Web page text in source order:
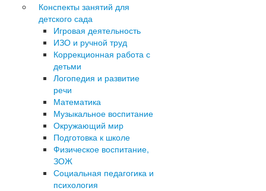
Конспекты занятий для
детского сада
Игровая деятельность
ИЗО и ручной труд
Коррекционная работа с
детьми
Логопедия и развитие
речи
Математика
Музыкальное воспитание
Окружающий мир
Подготовка к школе
Физическое воспитание,
ЗОЖ
Социальная педагогика и
психология